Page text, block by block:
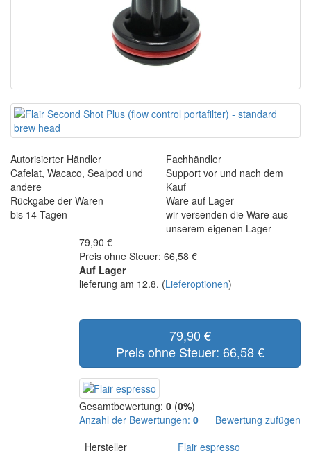
Autorisierter Händler
Cafelat, Wacaco, Sealpod und
andere
Fachhändler
Support vor und nach dem
Kauf
Rückgabe der Waren
bis 14 Tagen
Ware auf Lager
wir versenden die Ware aus
unserem eigenen Lager
79,90 €
Preis ohne Steuer: 66,58 €
Auf Lager
lieferung am 12.8. (Lieferoptionen)
79,90 €
Preis ohne Steuer: 66,58 €
Gesamtbewertung: 0 (0%)
Anzahl der Bewertungen: 0
Bewertung zufügen
Hersteller
Flair espresso